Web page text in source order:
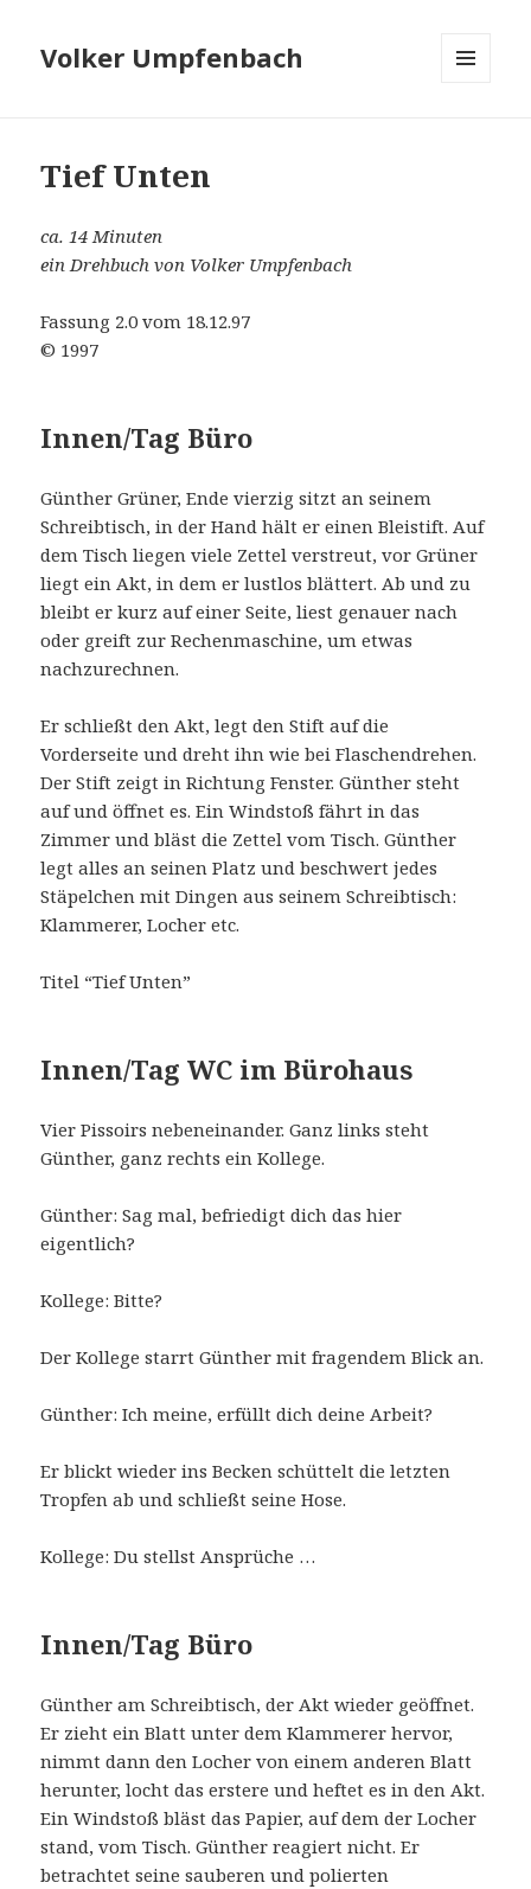
Volker Umpfenbach
Tief Unten
ca. 14 Minuten
ein Drehbuch von Volker Umpfenbach
Fassung 2.0 vom 18.12.97
© 1997
Innen/Tag Büro
Günther Grüner, Ende vierzig sitzt an seinem
Schreibtisch, in der Hand hält er einen Bleistift. Auf
dem Tisch liegen viele Zettel verstreut, vor Grüner
liegt ein Akt, in dem er lustlos blättert. Ab und zu
bleibt er kurz auf einer Seite, liest genauer nach
oder greift zur Rechenmaschine, um etwas
nachzurechnen.
Er schließt den Akt, legt den Stift auf die
Vorderseite und dreht ihn wie bei Flaschendrehen.
Der Stift zeigt in Richtung Fenster. Günther steht
auf und öffnet es. Ein Windstoß fährt in das
Zimmer und bläst die Zettel vom Tisch. Günther
legt alles an seinen Platz und beschwert jedes
Stäpelchen mit Dingen aus seinem Schreibtisch:
Klammerer, Locher etc.
Titel “Tief Unten”
Innen/Tag WC im Bürohaus
Vier Pissoirs nebeneinander. Ganz links steht
Günther, ganz rechts ein Kollege.
Günther: Sag mal, befriedigt dich das hier
eigentlich?
Kollege: Bitte?
Der Kollege starrt Günther mit fragendem Blick an.
Günther: Ich meine, erfüllt dich deine Arbeit?
Er blickt wieder ins Becken schüttelt die letzten
Tropfen ab und schließt seine Hose.
Kollege: Du stellst Ansprüche …
Innen/Tag Büro
Günther am Schreibtisch, der Akt wieder geöffnet.
Er zieht ein Blatt unter dem Klammerer hervor,
nimmt dann den Locher von einem anderen Blatt
herunter, locht das erstere und heftet es in den Akt.
Ein Windstoß bläst das Papier, auf dem der Locher
stand, vom Tisch. Günther reagiert nicht. Er
betrachtet seine sauberen und polierten